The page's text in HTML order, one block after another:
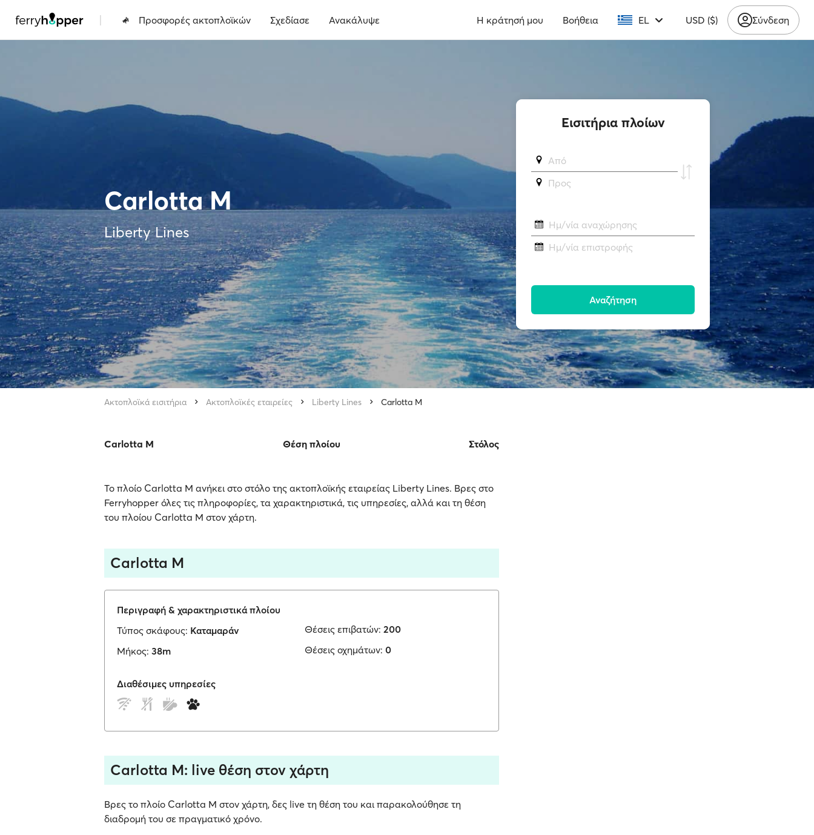
| Προσφορές ακτοπλοϊκών Σχεδίασε Ανακάλυψε Η κράτησή μου Βοήθεια EL USD ($) Σύνδεση
Carlotta M
Liberty Lines
Ακτοπλοϊκά εισιτήρια Ακτοπλοϊκές εταιρείες Liberty Lines Carlotta M
Carlotta M Θέση πλοίου Στόλος
Το πλοίο Carlotta M ανήκει στο στόλο της ακτοπλοϊκής εταιρείας Liberty Lines. Βρες στο
Ferryhopper όλες τις πληροφορίες, τα χαρακτηριστικά, τις υπηρεσίες, αλλά και τη θέση
του πλοίου Carlotta M στον χάρτη.
Carlotta M
Περιγραφή & χαρακτηριστικά πλοίου
Τύπος σκάφους: Καταμαράν
Μήκος: 38m
Θέσεις επιβατών: 200
Θέσεις οχημάτων: 0
Διαθέσιμες υπηρεσίες
Carlotta M: live θέση στον χάρτη
Βρες το πλοίο Carlotta M στον χάρτη, δες live τη θέση του και παρακολούθησε τη
διαδρομή του σε πραγματικό χρόνο.
Εισιτήρια πλοίων
Από
Προς
Ημ/νία αναχώρησης
Ημ/νία επιστροφής
Αναζήτηση